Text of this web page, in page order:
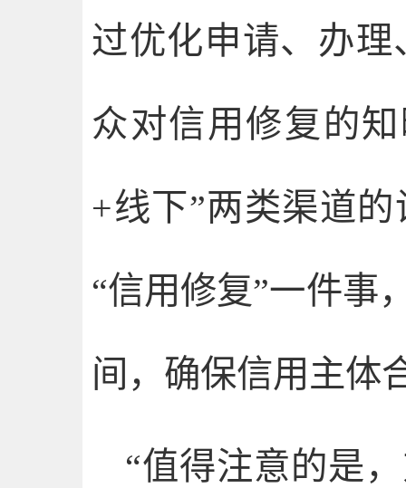
过优化申请、办
众对信用修复的
+线下”两类渠道
“信用修复”一件事
间，确保信用主体
“值得注意的是